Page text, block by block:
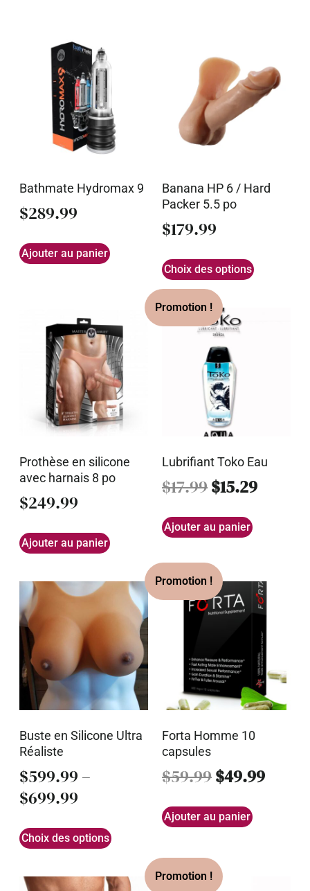
Bathmate Hydromax 9
$289.99
Ajouter au panier
Banana HP 6 / Hard
Packer 5.5 po
$179.99
Choix des options
Prothèse en silicone
avec harnais 8 po
$249.99
Ajouter au panier
Lubrifiant Toko Eau
$17.99$15.29
Ajouter au panier
Buste en Silicone Ultra
Réaliste
$599.99 –
$699.99
Choix des options
Forta Homme 10
capsules
$59.99$49.99
Ajouter au panier